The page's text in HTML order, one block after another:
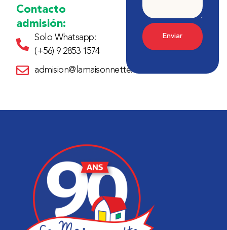
Contacto
admisión:
Solo Whatsapp:
(+56) 9 2853 1574
admision@lamaisonnette.cl
Enviar